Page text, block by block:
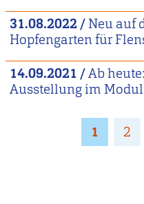
31.08.2022/ Neu auf
Hopfengarten für
14.09.2021 /Ab
Ausstellung im
Page
1 Page
2